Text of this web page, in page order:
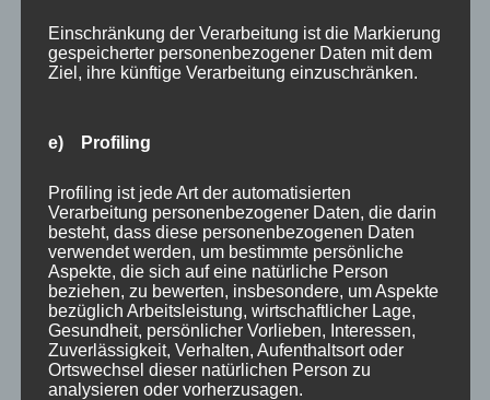
2600 Lumen
wissen?
LCD- und DLP-Projektoren haben in der Regel eine
Lampenlebensdauer zwischen 2000-4000 Stunden.
Diese Angabe bezieht sich eigentlich auf die
“Halbwertszeit” der Lampe, also den Punkt, an dem die
Lampe nur noch halb so hell ist wie im Neuzustand. Die
Lampe funktioniert auch nach der Halbwertszeit noch,
aber sie verliert allmählich an Helligkeit. Eine längere
Lebensdauer der Lampe bedeutet weniger Kosten für
Einschränkung der Verarbeitung ist die Markierung
gespeicherter personenbezogener Daten mit dem
Ziel, ihre künftige Verarbeitung einzuschränken.
e) Profiling
Profiling ist jede Art der automatisierten
Verarbeitung personenbezogener Daten, die darin
besteht, dass diese personenbezogenen Daten
verwendet werden, um bestimmte persönliche
Aspekte, die sich auf eine natürliche Person
beziehen, zu bewerten, insbesondere, um Aspekte
bezüglich Arbeitsleistung, wirtschaftlicher Lage,
Gesundheit, persönlicher Vorlieben, Interessen,
Zuverlässigkeit, Verhalten, Aufenthaltsort oder
Ortswechsel dieser natürlichen Person zu
analysieren oder vorherzusagen.